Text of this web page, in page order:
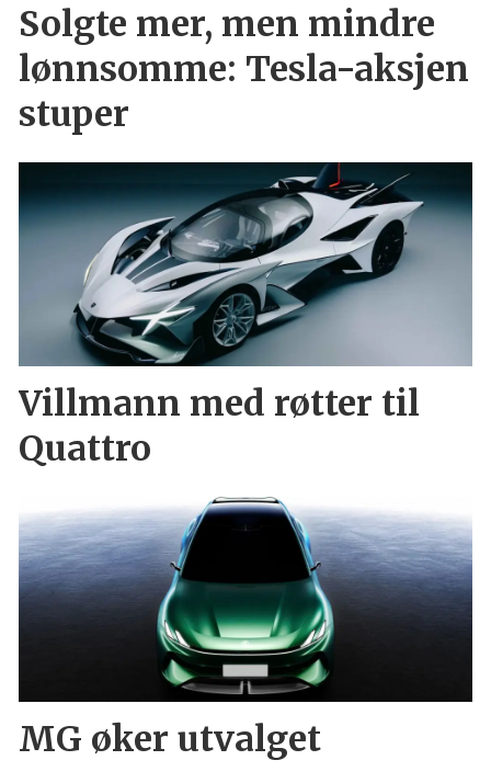
Solgte mer, men mindre
lønnsomme: Tesla-aksjen
stuper
Villmann med røtter til
Quattro
MG øker utvalget